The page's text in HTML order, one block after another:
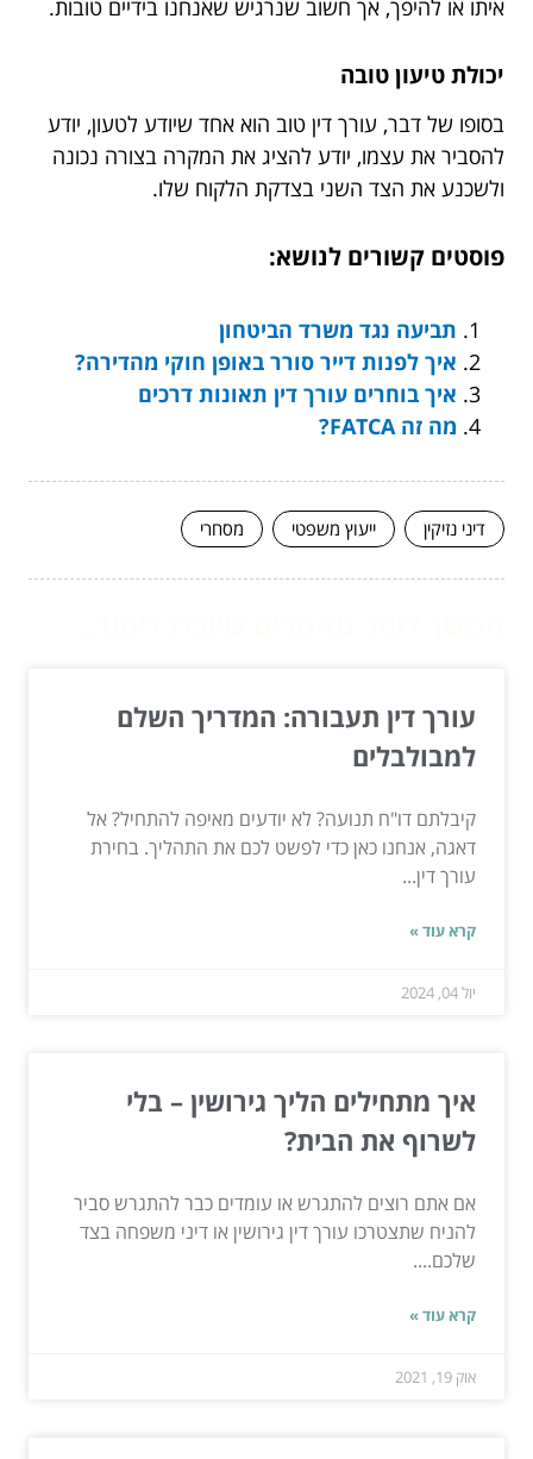
איתו או להיפך, אך חשוב שנרגיש שאנחנו בידיים טובות.
יכולת טיעון טובה
בסופו של דבר, עורך דין טוב הוא אחד שיודע לטעון, יודע
להסביר את עצמו, יודע להציג את המקרה בצורה נכונה
ולשכנע את הצד השני בצדקת הלקוח שלו.
פוסטים קשורים לנושא:
תביעה נגד משרד הביטחון
איך לפנות דייר סורר באופן חוקי מהדירה?
איך בוחרים עורך דין תאונות דרכים
מה זה FATCA?
דיני נזיקין ייעוץ משפטי מסחרי
עורך דין תעבורה: המדריך השלם
למבולבלים
קיבלתם דו"ח תנועה? לא יודעים מאיפה להתחיל? אל
דאגה, אנחנו כאן כדי לפשט לכם את התהליך. בחירת
עורך דין...
קרא עוד »
יול 04, 2024
איך מתחילים הליך גירושין – בלי
לשרוף את הבית?
אם אתם רוצים להתגרש או עומדים כבר להתגרש סביר
להניח שתצטרכו עורך דין גירושין או דיני משפחה בצד
שלכם....
קרא עוד »
אוק 19, 2021